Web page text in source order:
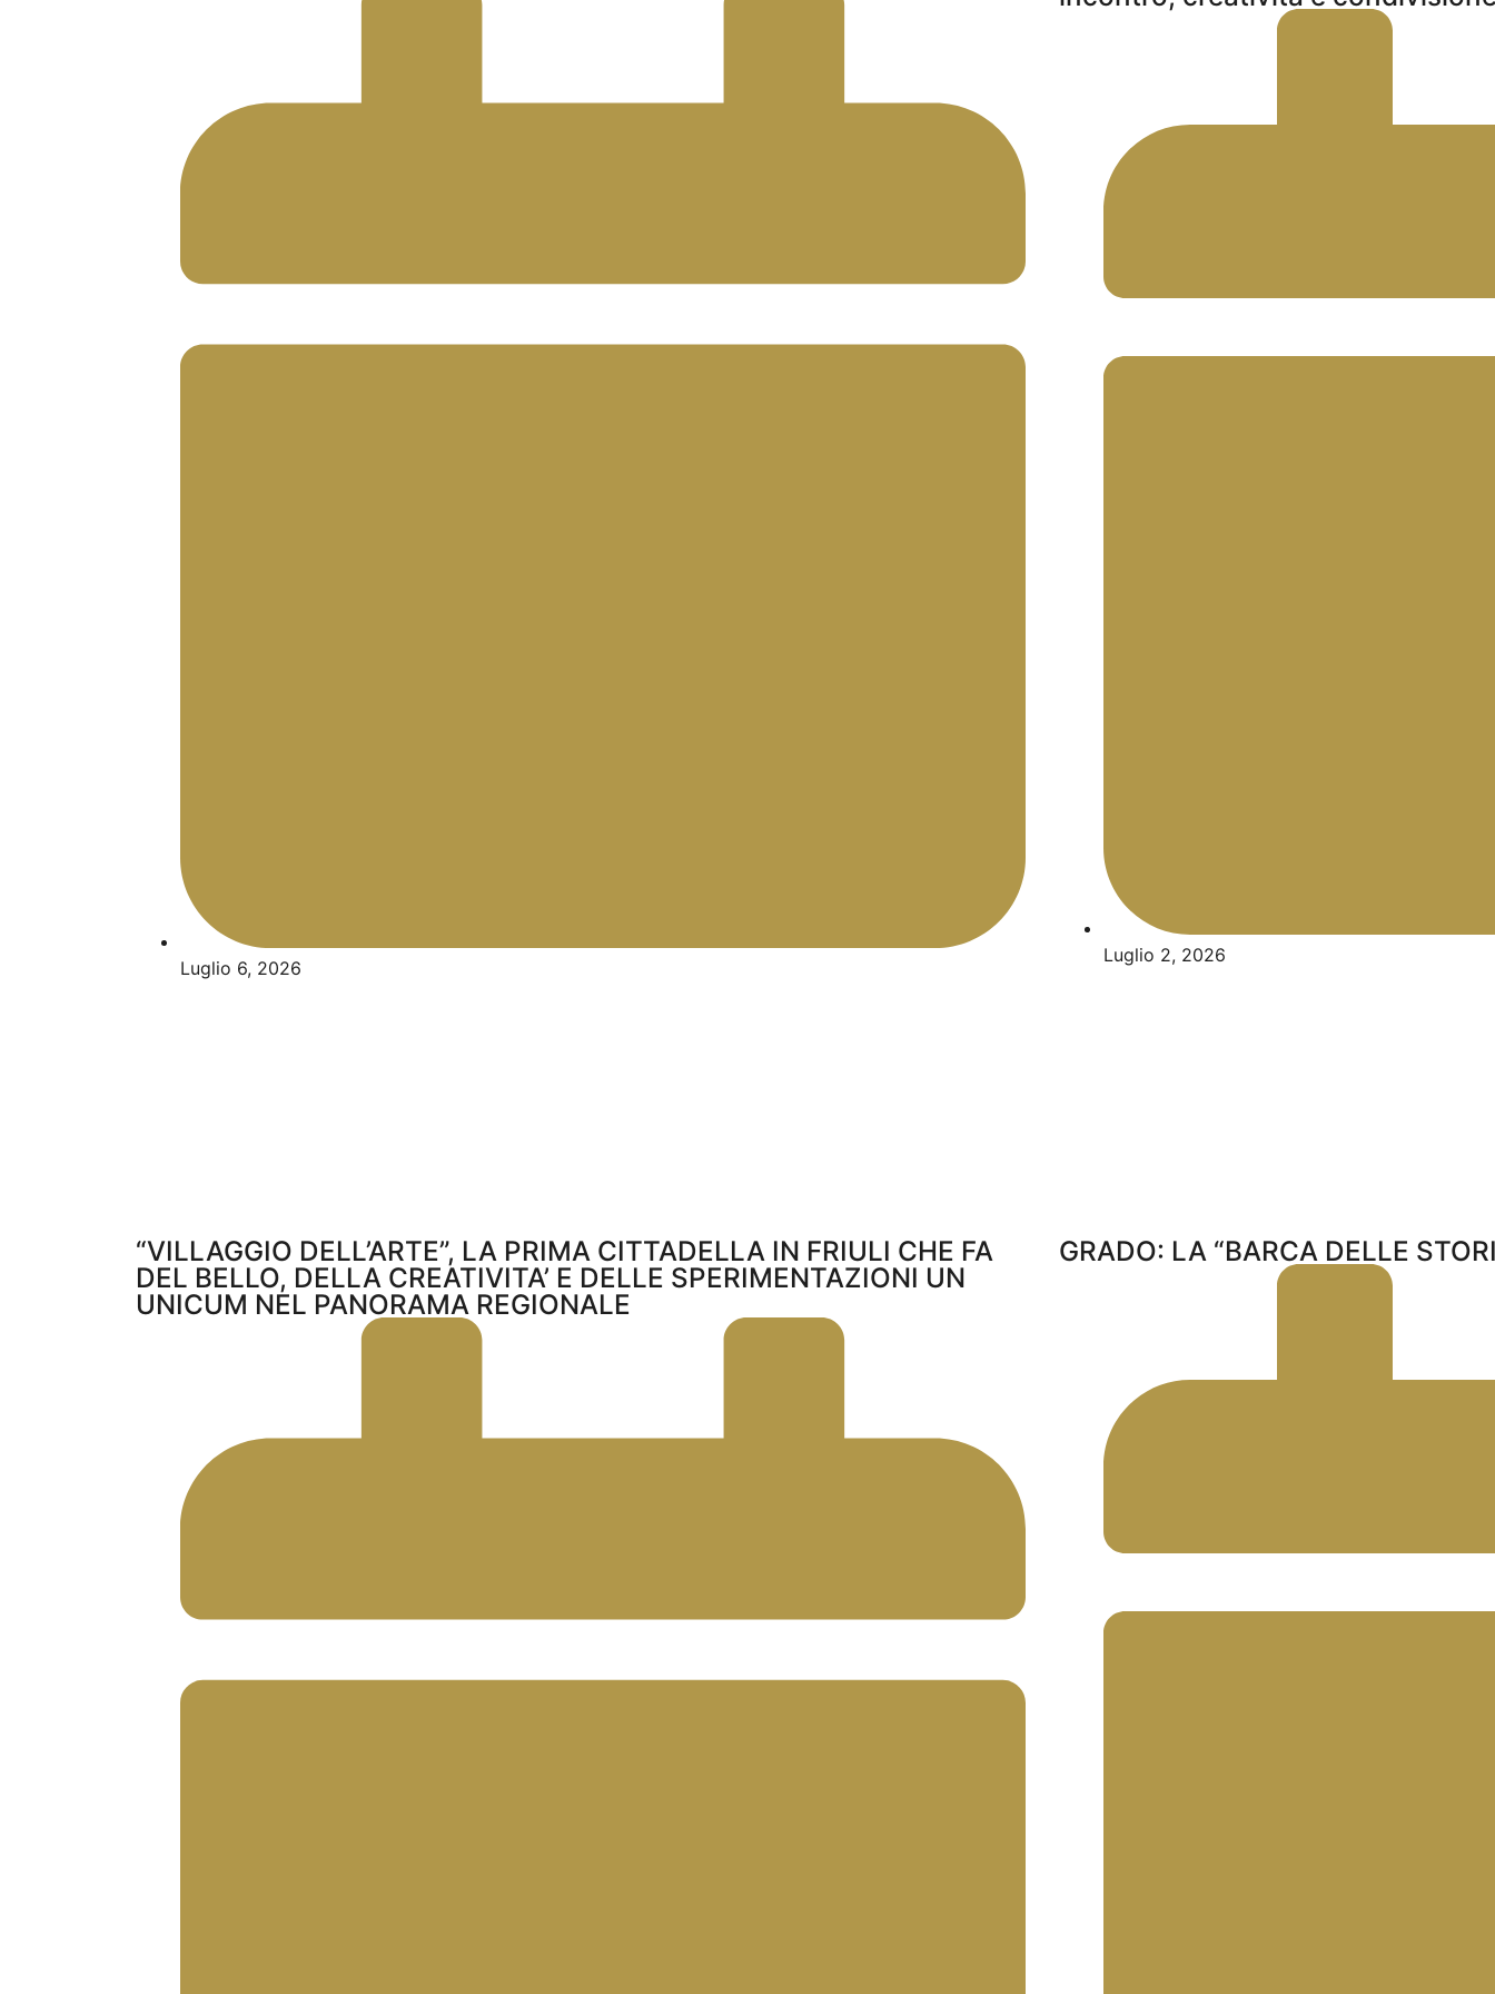
Luglio 6, 2026
Luglio 2, 2026
“VILLAGGIO DELL’ARTE”, LA PRIMA CITTADELLA IN FRIULI CHE FA
DEL BELLO, DELLA CREATIVITA’ E DELLE SPERIMENTAZIONI UN
UNICUM NEL PANORAMA REGIONALE
GRADO: LA “BARCA DELLE